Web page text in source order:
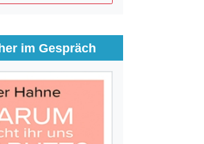
im Gespräch